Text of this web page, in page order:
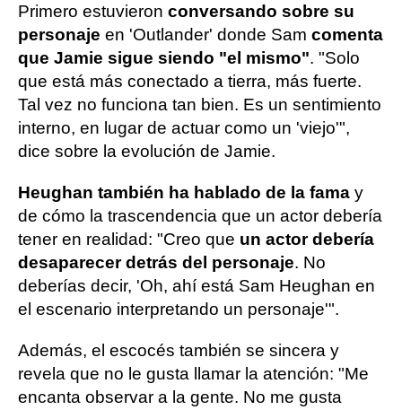
Primero estuvieron conversando sobre su
personaje en 'Outlander' donde Sam comenta
que Jamie sigue siendo "el mismo". "Solo
que está más conectado a tierra, más fuerte.
Tal vez no funciona tan bien. Es un sentimiento
interno, en lugar de actuar como un 'viejo'",
dice sobre la evolución de Jamie.
Heughan también ha hablado de la fama y
de cómo la trascendencia que un actor debería
tener en realidad: "Creo que un actor debería
desaparecer detrás del personaje. No
deberías decir, 'Oh, ahí está Sam Heughan en
el escenario interpretando un personaje'".
Además, el escocés también se sincera y
revela que no le gusta llamar la atención: "Me
encanta observar a la gente. No me gusta